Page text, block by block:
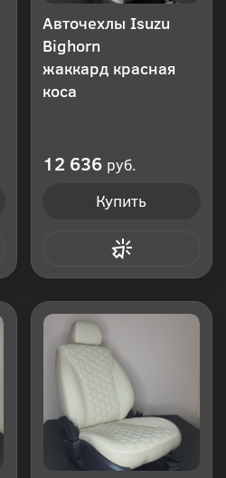
Авточехлы Isuzu
Bighorn
жаккард красная
коса
12 636 руб.
Купить